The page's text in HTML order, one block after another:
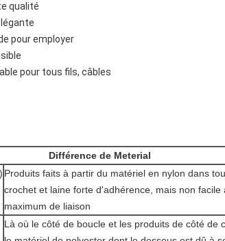
qualité
pour employer
pour tous fils, câbles
Différence de Meterial
Produits faits à partir du matériel en nylon dans
crochet et laine forte d'adhérence, mais non facile
maximum de liaison
Là où le côté de boucle et les produits de côté de